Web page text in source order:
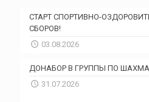
СТАРТ СПОРТИВНО-
СБОРОВ!
03.08.2026
ДОНАБОР В ГРУППЫ ПО
31.07.2026